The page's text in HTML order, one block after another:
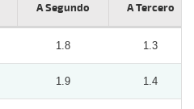
A Segundo A Tercero
1.8 1.3
1.9 1.4